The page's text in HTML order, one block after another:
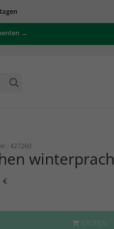
→
427260
winterprach
€
KAUFEN